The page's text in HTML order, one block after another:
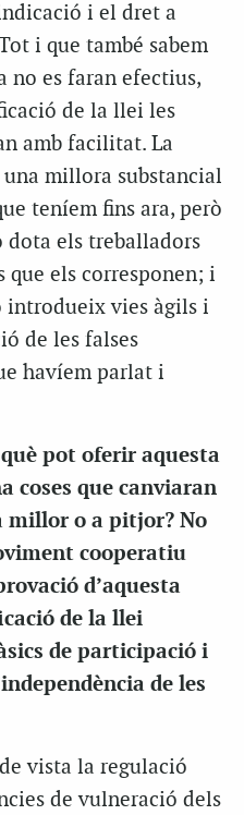
i el dret a
i que també sabem
no es faran efectius,
de la llei les
amb facilitat. La
millora substancial
teníem fins ara, però
dota els treballadors
que els corresponen; i
introdueix vies àgils i
de les falses
havíem parlat i
pot oferir aquesta
coses que canviaran
millor o a pitjor? No
cooperatiu
d’aquesta
de la llei
de participació i
de les
vista la regulació
de vulneració dels